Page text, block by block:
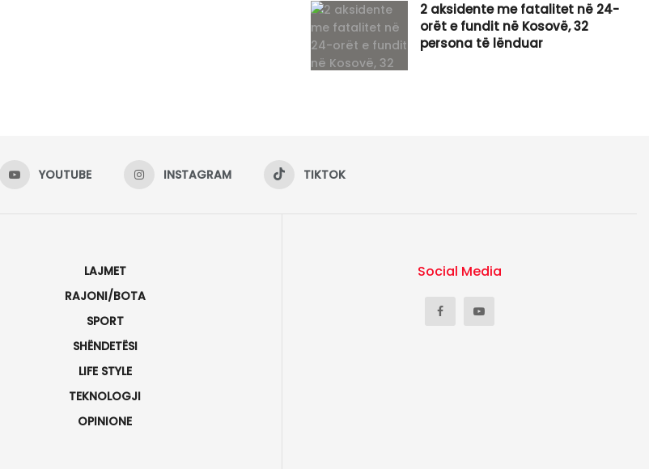
2 aksidente me fatalitet në 24-
orët e fundit në Kosovë, 32
persona të lënduar
YOUTUBE INSTAGRAM TIKTOK
LAJMET
RAJONI/BOTA
SPORT
SHËNDETËSI
LIFE STYLE
TEKNOLOGJI
OPINIONE
Social Media